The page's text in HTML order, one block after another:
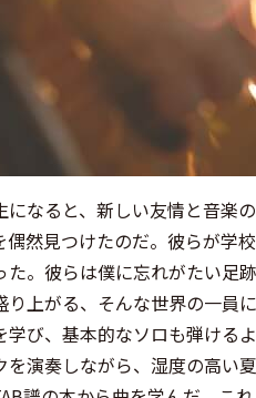
になると、新しい友情と音楽
偶然見つけたのだ。彼らが学
た。彼らは僕に忘れがたい足
り上がる、そんな世界の一員
学び、基本的なソロも弾ける
を演奏しながら、湿度の高い